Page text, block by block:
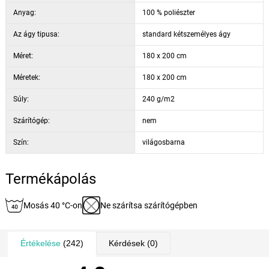
érzékeny bőrűek számára a legjobb választás, ha ágyneműről vagy
anyagot, higgye el, hogy a mikroflanellel ágya még kényelmesebb és
Anyag: 100 % poliészter
Az ágy tipusa: standard kétszemélyes ágy
Méret: 180 x 200 cm
Méretek: 180 x 200 cm
Súly: 240 g/m2
Szárítógép: nem
Szín: világosbarna
Termékápolás
Mosás 40 °C-on Ne szárítsa szárítógépben
Értékelése(242) Kérdések(0)